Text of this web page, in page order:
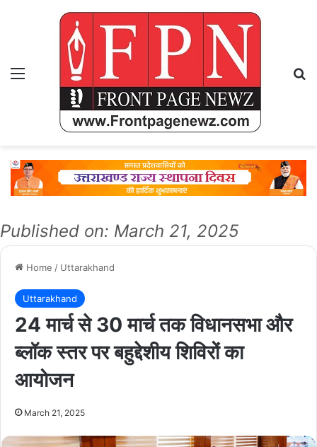
Menu
Published on: March 21, 2025
Home / Uttarakhand
Uttarakhand
24 मार्च से 30 मार्च तक विधानसभा और
ब्लॉक स्तर पर बहुद्देशीय शिविरों का
आयोजन
March 21, 2025